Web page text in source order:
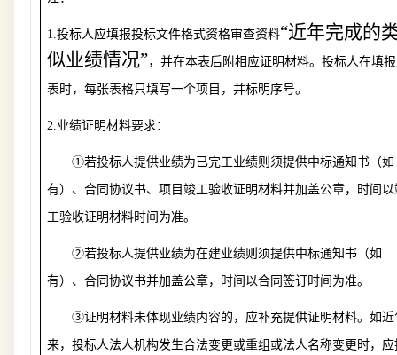
1.投标人应填报投标文件格式资格审查资料“近年完成的
似业绩情况”，并在本表后附相应证明材料。投标人在填
表时，每张表格只填写一个项目，并标明序号。
2.业绩证明材料要求：
①若投标人提供业绩为已完工业绩则须提供中标通知书（如
有）、合同协议书、项目竣工验收证明材料并加盖公章，时间以
工验收证明材料时间为准。
②若投标人提供业绩为在建业绩则须提供中标通知书（如
有）、合同协议书并加盖公章，时间以合同签订时间为准。
③证明材料未体现业绩内容的，应补充提供证明材料。如近
来，投标人法人机构发生合法变更或重组或法人名称变更时，应